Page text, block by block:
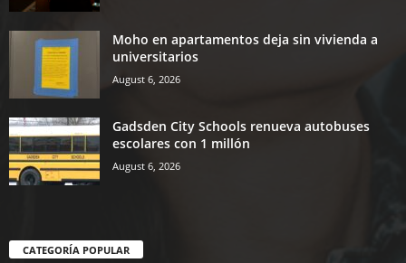
Moho en apartamentos deja sin vivienda a
universitarios
August 6, 2026
Gadsden City Schools renueva autobuses
escolares con 1 millón
August 6, 2026
CATEGORÍA POPULAR